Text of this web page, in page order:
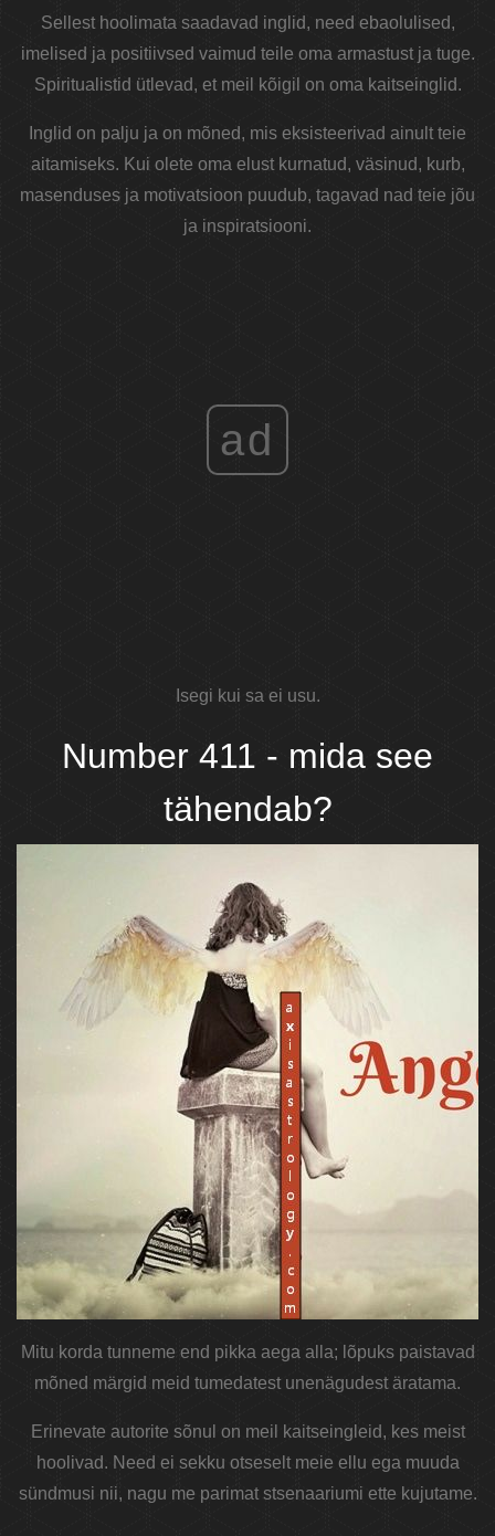
Sellest hoolimata saadavad inglid, need ebaolulised,
imelised ja positiivsed vaimud teile oma armastust ja tuge.
Spiritualistid ütlevad, et meil kõigil on oma kaitseinglid.
Inglid on palju ja on mõned, mis eksisteerivad ainult teie
aitamiseks. Kui olete oma elust kurnatud, väsinud, kurb,
masenduses ja motivatsioon puudub, tagavad nad teie jõu
ja inspiratsiooni.
ad
Isegi kui sa ei usu.
Number 411 - mida see
tähendab?
Mitu korda tunneme end pikka aega alla; lõpuks paistavad
mõned märgid meid tumedatest unenägudest äratama.
Erinevate autorite sõnul on meil kaitseingleid, kes meist
hoolivad. Need ei sekku otseselt meie ellu ega muuda
sündmusi nii, nagu me parimat stsenaariumi ette kujutame.